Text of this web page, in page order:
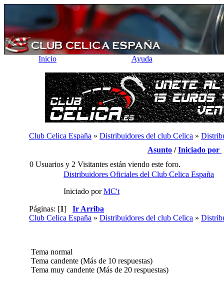
Inicio Ayuda
Club Celica España » Distribuidores del club Celica »
Asunto /Iniciado por
0 Usuarios y 2 Visitantes están viendo este foro.
Distribuidores Oficiales del Club Celica España
Iniciado porMC't
Páginas: [1] Ir Arriba
Club Celica España » Distribuidores del club Celica »
Tema normal
Tema candente (Más de 10 respuestas)
Tema muy candente (Más de 20 respuestas)